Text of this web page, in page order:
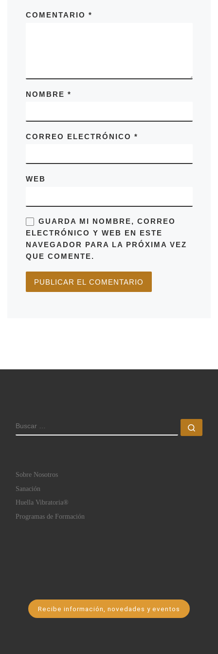
COMENTARIO *
NOMBRE *
CORREO ELECTRÓNICO *
WEB
GUARDA MI NOMBRE, CORREO
ELECTRÓNICO Y WEB EN ESTE
NAVEGADOR PARA LA PRÓXIMA VEZ
QUE COMENTE.
BUSCAR
Sobre Nosotros
Sanación
Huella Vibratoria®
Programas de Formación
Recibe información, novedades y eventos